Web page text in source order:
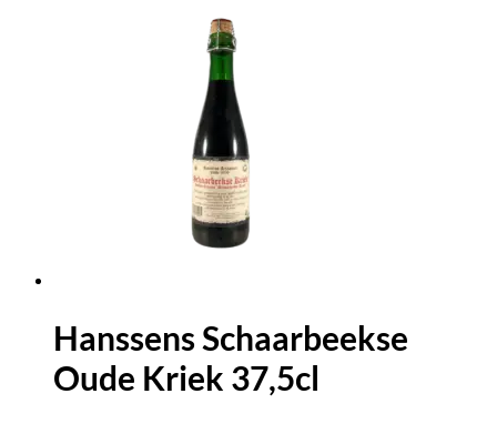
Hanssens Schaarbeekse
Oude Kriek 37,5cl